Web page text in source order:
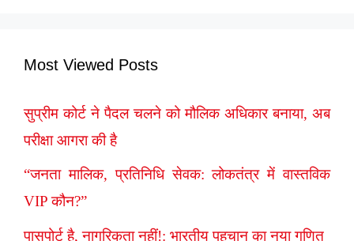
Most Viewed Posts
सुप्रीम कोर्ट ने पैदल चलने को मौलिक अधिकार बनाया, अब
परीक्षा आगरा की है
“जनता मालिक, प्रतिनिधि सेवक: लोकतंत्र में वास्तविक
VIP कौन?”
पासपोर्ट है, नागरिकता नहीं!: भारतीय पहचान का नया गणित